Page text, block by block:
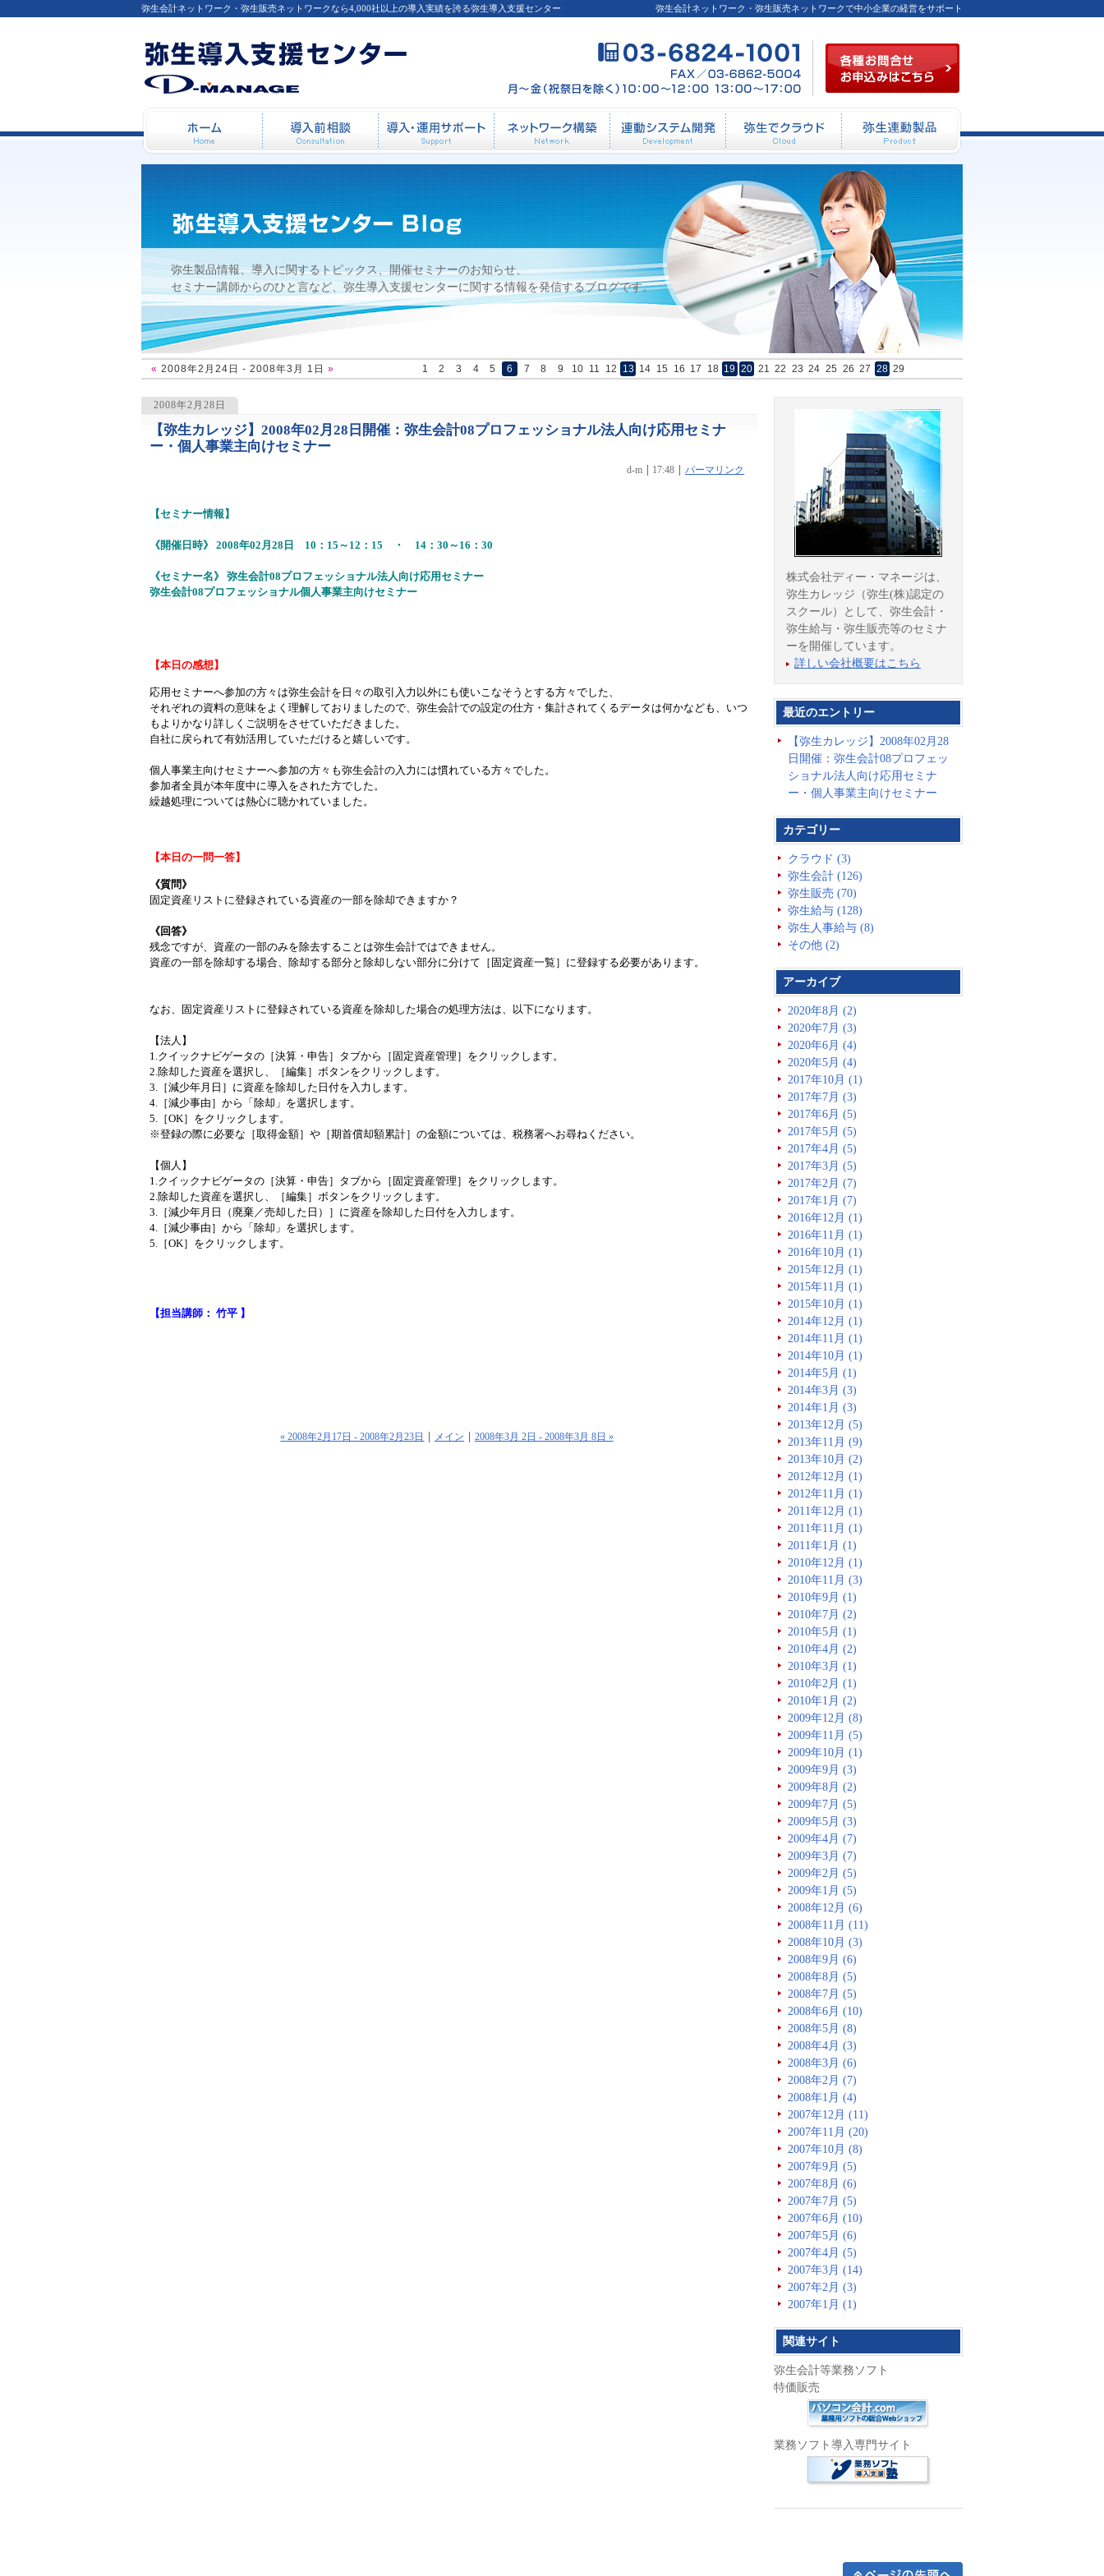
2008年2月24日 - 2008年3月 1日
弥生会計ネットワーク・弥生販売ネットワークで中小企業の経営をサポート
弥生会計ネットワーク・弥生販売ネットワークなら4,000社以上の導入実績を誇る弥生導入支援センター
弥生製品情報、導入に関するトピックス、開催セミナーのお知らせ、
セミナー講師からのひと言など、弥生導入支援センターに関する情報を発信するブログです。
«2008年2月24日 - 2008年3月 1日 » 1 2 3 4 5 6 7 8 9 10 11 12 13 14 15 16 17 18 19 20 21 22 23 24 25 26 27 28 29
2008年2月28日
【弥生カレッジ】2008年02月28日開催：弥生会計08プロフェッショナル法人向け応用セミナ
ー・個人事業主向けセミナー
d-m 17:48 パーマリンク
【セミナー情報】
《開催日時》 2008年02月28日 10：15～12：15 ・ 14：30～16：30
《セミナー名》 弥生会計08プロフェッショナル法人向け応用セミナー
弥生会計08プロフェッショナル個人事業主向けセミナー
【本日の感想】
応用セミナーへ参加の方々は弥生会計を日々の取引入力以外にも使いこなそうとする方々でした、
それぞれの資料の意味をよく理解しておりましたので、弥生会計での設定の仕方・集計されてくるデータは何かなども、いつ
もよりかなり詳しくご説明をさせていただきました。
自社に戻られて有効活用していただけると嬉しいです。
個人事業主向けセミナーへ参加の方々も弥生会計の入力には慣れている方々でした。
参加者全員が本年度中に導入をされた方でした。
繰越処理については熱心に聴かれていました。
【本日の一問一答】
《質問》
固定資産リストに登録されている資産の一部を除却できますか？
《回答》
残念ですが、資産の一部のみを除去することは弥生会計ではできません。
資産の一部を除却する場合、除却する部分と除却しない部分に分けて［固定資産一覧］に登録する必要があります。
なお、固定資産リストに登録されている資産を除却した場合の処理方法は、以下になります。
【法人】
1.クイックナビゲータの［決算・申告］タブから［固定資産管理］をクリックします。
2.除却した資産を選択し、［編集］ボタンをクリックします。
3.［減少年月日］に資産を除却した日付を入力します。
4.［減少事由］から「除却」を選択します。
5.［OK］をクリックします。
※登録の際に必要な［取得金額］や［期首償却額累計］の金額については、税務署へお尋ねください。
【個人】
1.クイックナビゲータの［決算・申告］タブから［固定資産管理］をクリックします。
2.除却した資産を選択し、［編集］ボタンをクリックします。
3.［減少年月日（廃棄／売却した日）］に資産を除却した日付を入力します。
4.［減少事由］から「除却」を選択します。
5.［OK］をクリックします。
【担当講師： 竹平 】
« 2008年2月17日 - 2008年2月23日 メイン 2008年3月 2日 - 2008年3月 8日 »
株式会社ディー・マネージは、
弥生カレッジ（弥生(株)認定の
スクール）として、弥生会計・
弥生給与・弥生販売等のセミナ
ーを開催しています。
詳しい会社概要はこちら
最近のエントリー
【弥生カレッジ】2008年02月28
日開催：弥生会計08プロフェッ
ショナル法人向け応用セミナ
ー・個人事業主向けセミナー
カテゴリー
クラウド (3)
弥生会計 (126)
弥生販売 (70)
弥生給与 (128)
弥生人事給与 (8)
その他 (2)
アーカイブ
2020年8月 (2)
2020年7月 (3)
2020年6月 (4)
2020年5月 (4)
2017年10月 (1)
2017年7月 (3)
2017年6月 (5)
2017年5月 (5)
2017年4月 (5)
2017年3月 (5)
2017年2月 (7)
2017年1月 (7)
2016年12月 (1)
2016年11月 (1)
2016年10月 (1)
2015年12月 (1)
2015年11月 (1)
2015年10月 (1)
2014年12月 (1)
2014年11月 (1)
2014年10月 (1)
2014年5月 (1)
2014年3月 (3)
2014年1月 (3)
2013年12月 (5)
2013年11月 (9)
2013年10月 (2)
2012年12月 (1)
2012年11月 (1)
2011年12月 (1)
2011年11月 (1)
2011年1月 (1)
2010年12月 (1)
2010年11月 (3)
2010年9月 (1)
2010年7月 (2)
2010年5月 (1)
2010年4月 (2)
2010年3月 (1)
2010年2月 (1)
2010年1月 (2)
2009年12月 (8)
2009年11月 (5)
2009年10月 (1)
2009年9月 (3)
2009年8月 (2)
2009年7月 (5)
2009年5月 (3)
2009年4月 (7)
2009年3月 (7)
2009年2月 (5)
2009年1月 (5)
2008年12月 (6)
2008年11月 (11)
2008年10月 (3)
2008年9月 (6)
2008年8月 (5)
2008年7月 (5)
2008年6月 (10)
2008年5月 (8)
2008年4月 (3)
2008年3月 (6)
2008年2月 (7)
2008年1月 (4)
2007年12月 (11)
2007年11月 (20)
2007年10月 (8)
2007年9月 (5)
2007年8月 (6)
2007年7月 (5)
2007年6月 (10)
2007年5月 (6)
2007年4月 (5)
2007年3月 (14)
2007年2月 (3)
2007年1月 (1)
関連サイト
弥生会計等業務ソフト
特価販売
業務ソフト導入専門サイト
00～
ホーム 導入前相談 導入・運用サポート ネットワーク構築 連動システム開発 弥生でクラウド